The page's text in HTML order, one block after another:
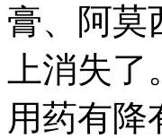
膏、阿莫
上消失
用药有降